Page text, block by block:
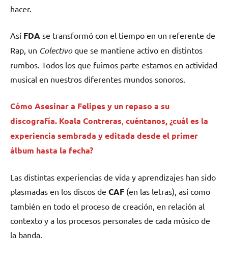
hacer.
Así FDA se transformó con el tiempo en un referente de
Rap, un Colectivoque se mantiene activo en distintos
rumbos. Todos los que fuimos parte estamos en actividad
musical en nuestros diferentes mundos sonoros.
Cómo Asesinar a Felipes y un repaso a su
discografía. Koala Contreras cuéntanos, ¿cuál es la
experiencia sembrada y editada desde el primer
álbum hasta la fecha?
Las distintas experiencias de vida y aprendizajes han sido
plasmadas en los discos de CAF (en las letras), así como
también en todo el proceso de creación, en relación al
contexto y a los procesos personales de cada músico de
la banda.